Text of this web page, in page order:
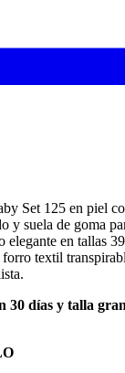
Set 125 en piel
y suela de goma
elegante en tallas
textil
30 días y talla